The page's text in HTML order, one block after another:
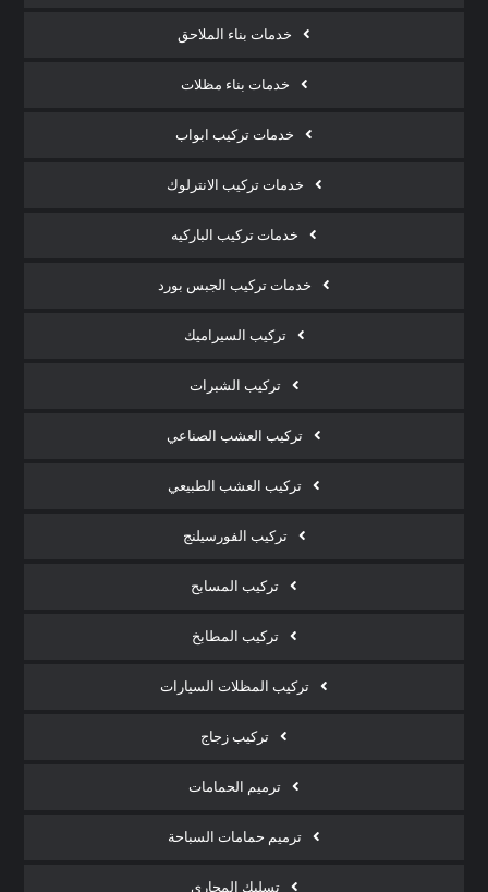
خدمات بناء الملاحق
خدمات بناء مظلات
خدمات تركيب ابواب
خدمات تركيب الانترلوك
خدمات تركيب الباركيه
خدمات تركيب الجبس بورد
تركيب السيراميك
تركيب الشبرات
تركيب العشب الصناعي
تركيب العشب الطبيعي
تركيب الفورسيلنج
تركيب المسابح
تركيب المطابخ
تركيب المظلات السيارات
تركيب زجاج
ترميم الحمامات
ترميم حمامات السباحة
تسليك المجاري